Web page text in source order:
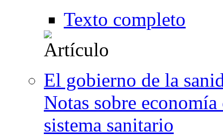
Texto completo
El gobierno de la
Notas sobre
sistema sanitario